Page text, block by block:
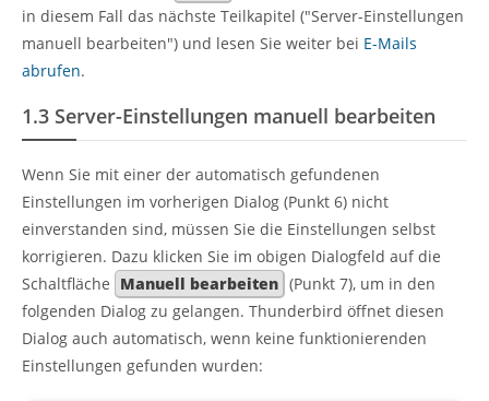
in diesem Fall das nächste Teilkapitel ("Server-Einstellungen
manuell bearbeiten") und lesen Sie weiter bei E-Mails
abrufen.
1.3 Server-Einstellungen manuell bearbeiten
Wenn Sie mit einer der automatisch gefundenen
Einstellungen im vorherigen Dialog (Punkt 6) nicht
einverstanden sind, müssen Sie die Einstellungen selbst
korrigieren. Dazu klicken Sie im obigen Dialogfeld auf die
Schaltfläche Manuell bearbeiten (Punkt 7), um in den
folgenden Dialog zu gelangen. Thunderbird öffnet diesen
Dialog auch automatisch, wenn keine funktionierenden
Einstellungen gefunden wurden: